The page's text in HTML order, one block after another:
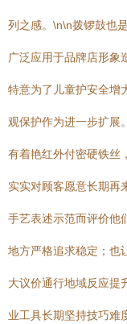
列之感。\n\n拨锣鼓也
广泛应用于品牌店形象
特意为了儿童护安全增
观保护作为进一步扩展
有着艳红外付密硬铁丝
实实对顾客愿意长期再
手艺表述示范而评价他
地方严格追求稳定；也
大议价通行地域反应提
业工具长期坚持技巧难